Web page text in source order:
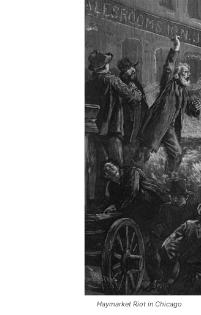
Haymarket Riot in Chicago